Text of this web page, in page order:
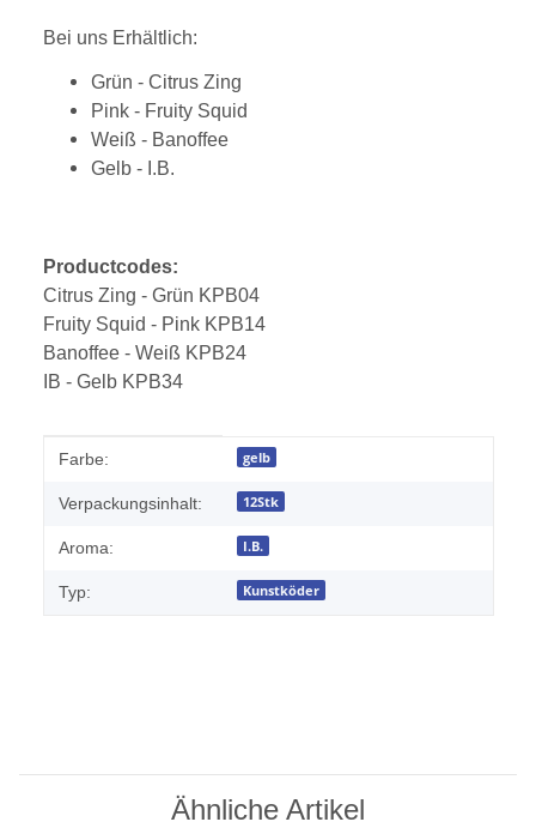
Bei uns Erhältlich:
Grün - Citrus Zing
Pink - Fruity Squid
Weiß - Banoffee
Gelb - I.B.
Productcodes:
Citrus Zing - Grün KPB04
Fruity Squid - Pink KPB14
Banoffee - Weiß KPB24
IB - Gelb KPB34
Produkteigenschaft
Wert
Farbe: gelb
Verpackungsinhalt: 12Stk
Aroma: I.B.
Typ: Kunstköder
Ähnliche Artikel